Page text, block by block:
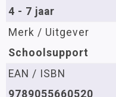
4 - 7 jaar
Merk / Uitgever
Schoolsupport
EAN / ISBN
9789055660520